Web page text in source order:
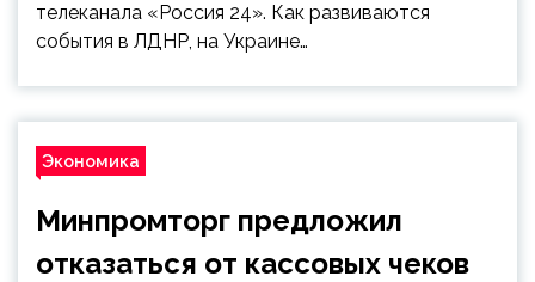
телеканала «Россия 24». Как развиваются
события в ЛДНР, на Украине…
Экономика
Минпромторг предложил
отказаться от кассовых чеков